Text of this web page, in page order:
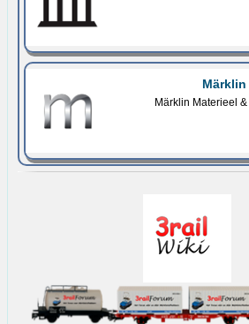
Märklin
Märklin Materieel